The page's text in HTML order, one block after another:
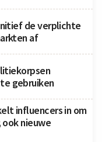
de verplichte
af
gebruiken
influencers in om
nieuwe